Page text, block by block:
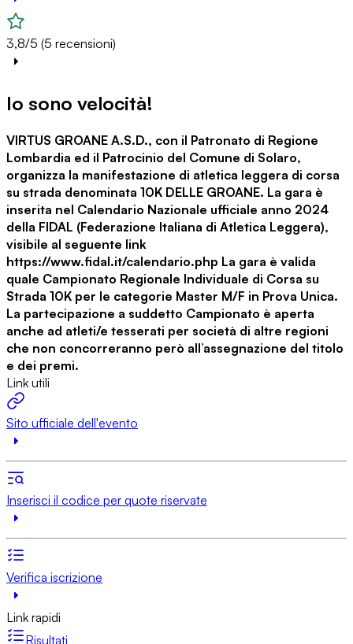
3,8/5 (5 recensioni)
Io sono velocità!
VIRTUS GROANE A.S.D., con il Patronato di Regione
Lombardia ed il Patrocinio del Comune di Solaro,
organizza la manifestazione di atletica leggera di corsa
su strada denominata 10K DELLE GROANE. La gara è
inserita nel Calendario Nazionale ufficiale anno 2024
della FIDAL (Federazione Italiana di Atletica Leggera),
visibile al seguente link
https://www.fidal.it/calendario.php La gara è valida
quale Campionato Regionale Individuale di Corsa su
Strada 10K per le categorie Master M/F in Prova Unica.
La partecipazione a suddetto Campionato è aperta
anche ad atleti/e tesserati per società di altre regioni
che non concorreranno però all’assegnazione del titolo
e dei premi.
Link utili
Sito ufficiale dell'evento
Inserisci il codice per quote riservate
Verifica iscrizione
Link rapidi
Risultati